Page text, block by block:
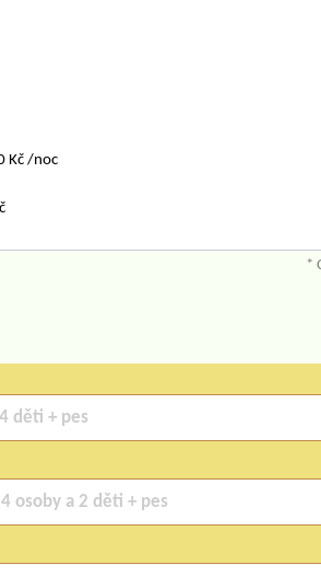
Kč /noc
*